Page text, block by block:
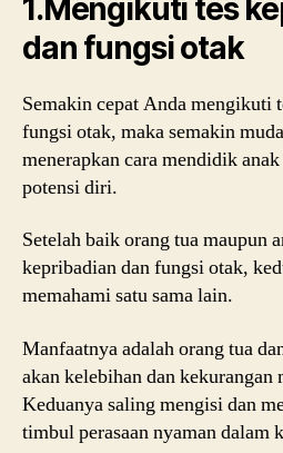
1.Mengikuti tes
dan fungsi otak
Semakin cepat Anda mengikuti
fungsi otak, maka semakin
menerapkan cara mendidik
potensi diri.
Setelah baik orang tua maupun
kepribadian dan fungsi otak,
memahami satu sama lain.
Manfaatnya adalah orang tua
akan kelebihan dan kekurangan
Keduanya saling mengisi dan
timbul perasaan nyaman dalam